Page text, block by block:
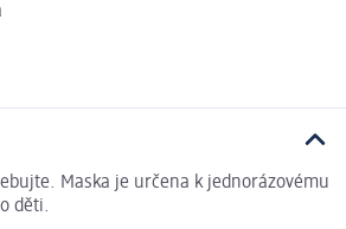
Maska je určena k jednorázovému
děti.